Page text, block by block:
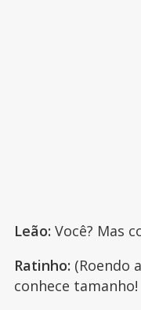
Leão: Você? Mas
Ratinho: (Roendo
conhece tamanho!